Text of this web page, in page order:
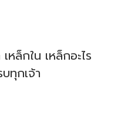
หล็กใน เหล็กอะไร
กเจ้า